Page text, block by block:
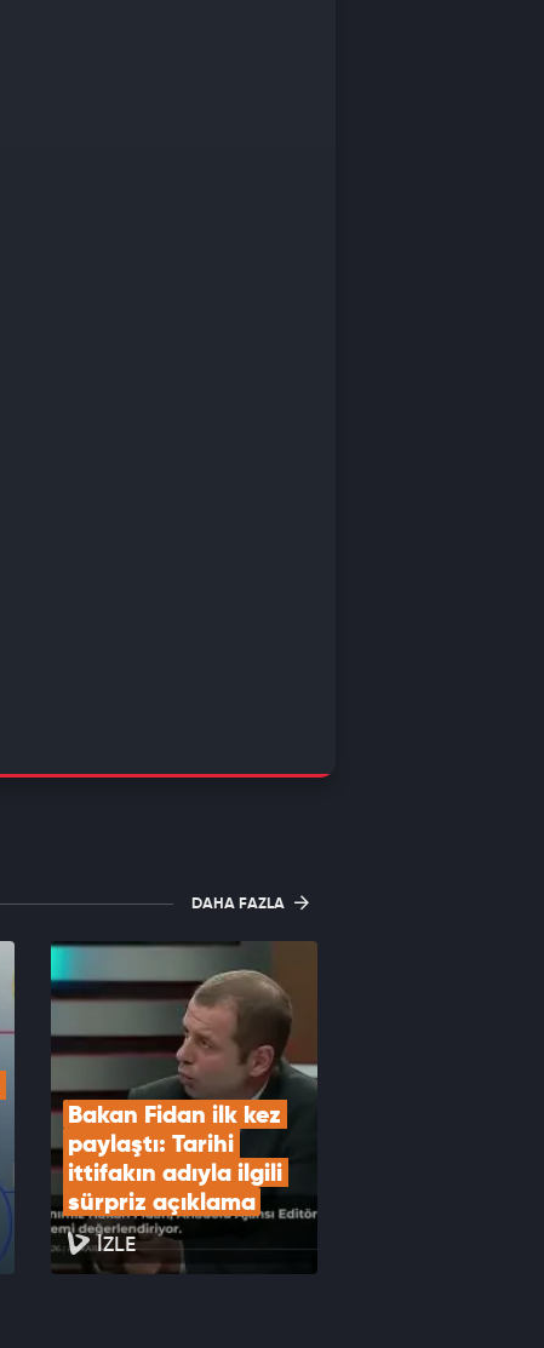
DAHA FAZLA
Bakan Fidan ilk kez
paylaştı: Tarihi
ittifakın adıyla ilgili
sürpriz açıklama
İZLE